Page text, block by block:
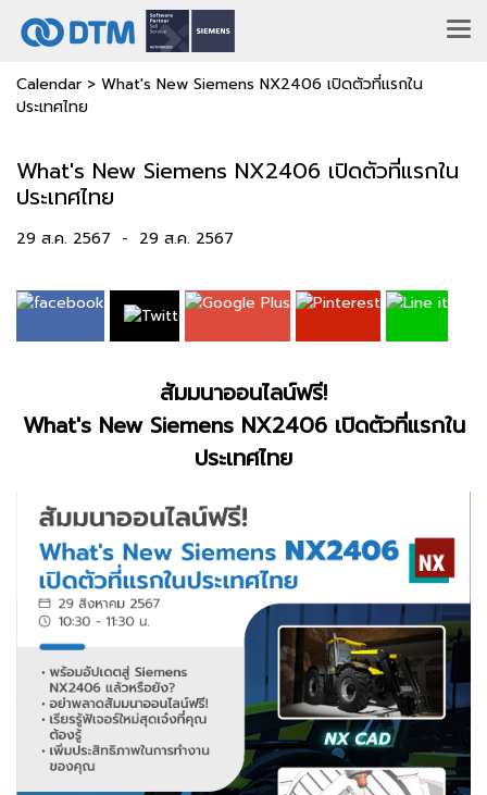
Calendar > What's New Siemens NX2406 เปิดตัวที่แรกใน
ประเทศไทย
What's New Siemens NX2406 เปิดตัวที่แรกใน
ประเทศไทย
29 ส.ค. 2567 - 29 ส.ค. 2567
สัมมนาออนไลน์ฟรี!
What's New Siemens NX2406 เปิดตัวที่แรกใน
ประเทศไทย